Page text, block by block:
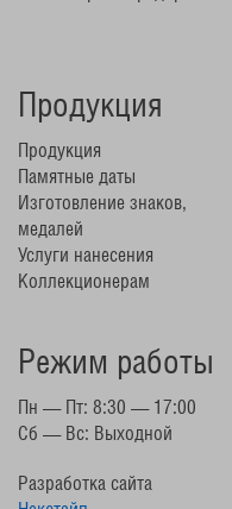
Продукция
Продукция
Памятные даты
Изготовление знаков,
медалей
Услуги нанесения
Коллекционерам
Режим работы
Пн — Пт: 8:30 — 17:00
Сб — Вс: Выходной
Разработка сайта